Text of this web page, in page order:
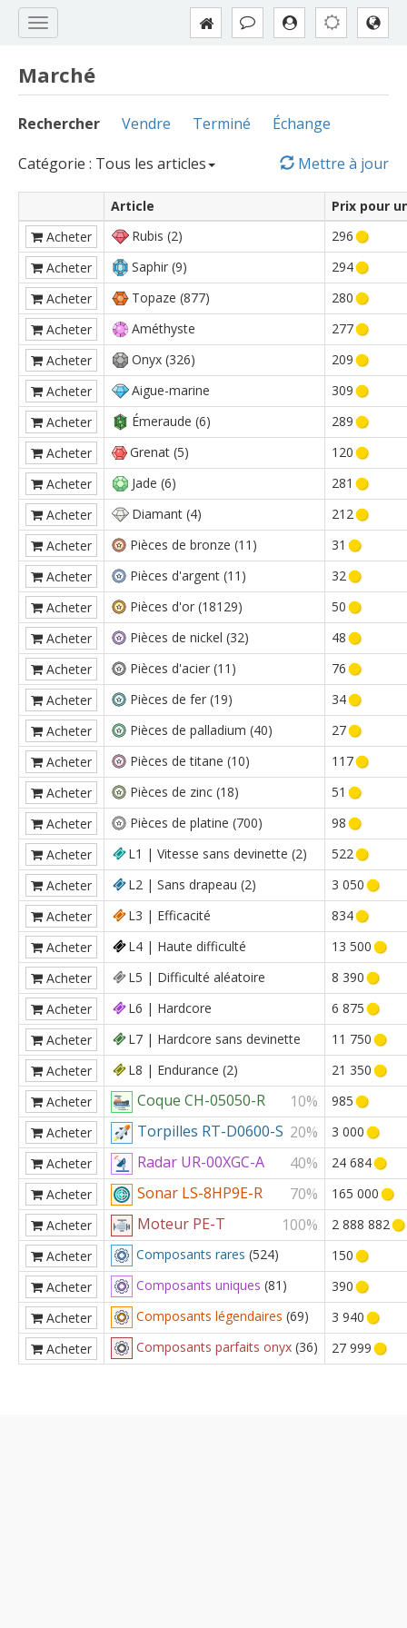
Marché
Rechercher Vendre Terminé
Échange
Catégorie : Tous les articles
Mettre à jour
Article
Prix pour
Acheter
Rubis (2)
296
Acheter
Saphir (9)
294
Acheter
Topaze (877)
280
Acheter
Améthyste
277
Acheter
Onyx (326)
209
Acheter
Aigue-marine
309
Acheter
Émeraude (6)
289
Acheter
Grenat (5)
120
Acheter
Jade (6)
281
Acheter
Diamant (4)
212
Acheter
Pièces de bronze (11)
31
Acheter
Pièces d'argent (11)
32
Acheter
Pièces d'or (18129)
50
Acheter
Pièces de nickel (32)
48
Acheter
Pièces d'acier (11)
76
Acheter
Pièces de fer (19)
34
Acheter
Pièces de palladium (40)
27
Acheter
Pièces de titane (10)
117
Acheter
Pièces de zinc (18)
51
Acheter
Pièces de platine (700)
98
Acheter
L1 | Vitesse sans devinette (2)
522
Acheter
L2 | Sans drapeau (2)
3 050
Acheter
L3 | Efficacité
834
Acheter
L4 | Haute difficulté
13 500
Acheter
L5 | Difficulté aléatoire
8 390
Acheter
L6 | Hardcore
6 875
Acheter
L7 | Hardcore sans devinette
11 750
Acheter
L8 | Endurance (2)
21 350
Acheter
Coque CH-05050-R 10%
985
Acheter
Torpilles RT-D0600-S 20%
3 000
Acheter
Radar UR-00XGC-A 40%
24 684
Acheter
Sonar LS-8HP9E-R 70%
165 000
Acheter
Moteur PE-T 100%
2 888 882
Acheter
Composants rares (524)
150
Acheter
Composants uniques (81)
390
Acheter
Composants légendaires (69)
3 940
Acheter
Composants parfaits onyx (36) 27 999